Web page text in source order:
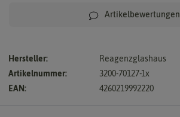
Artikelbewertungen
Hersteller:
Reagenzglashaus
Artikelnummer:
3200-70127-1x
EAN:
4260219992220